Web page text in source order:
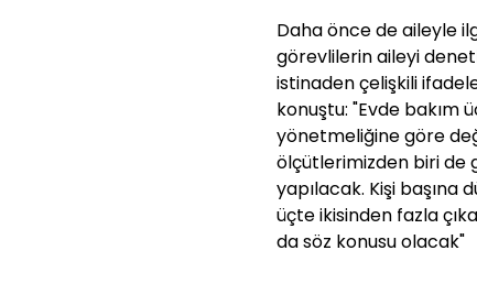
Daha önce de aileyle
görevlilerin aileyi
istinaden çelişkili
konuştu: "Evde bakım
yönetmeliğine göre
ölçütlerimizden biri de
yapılacak. Kişi
üçte ikisinden fazla
da söz konusu olacak"